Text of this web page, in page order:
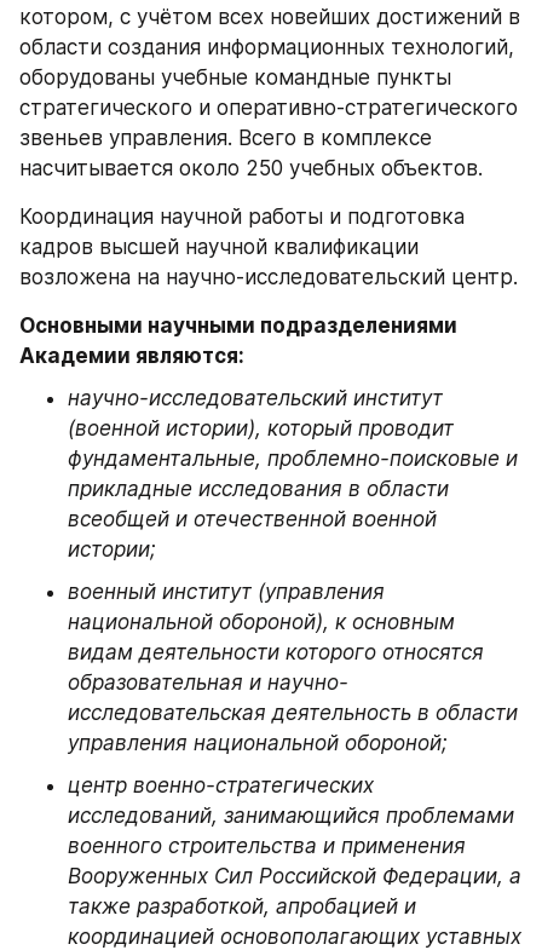
котором, с учётом всех новейших достижений в
области создания информационных технологий,
оборудованы учебные командные пункты
стратегического и оперативно-стратегического
звеньев управления. Всего в комплексе
насчитывается около 250 учебных объектов.
Координация научной работы и подготовка
кадров высшей научной квалификации
возложена на научно-исследовательский центр.
Основными научными подразделениями
Академии являются:
научно-исследовательский институт
(военной истории), который проводит
фундаментальные, проблемно-поисковые и
прикладные исследования в области
всеобщей и отечественной военной
истории;
военный институт (управления
национальной обороной), к основным
видам деятельности которого относятся
образовательная и научно-
исследовательская деятельность в области
управления национальной обороной;
центр военно-стратегических
исследований, занимающийся проблемами
военного строительства и применения
Вооруженных Сил Российской Федерации, а
также разработкой, апробацией и
координацией основополагающих уставных